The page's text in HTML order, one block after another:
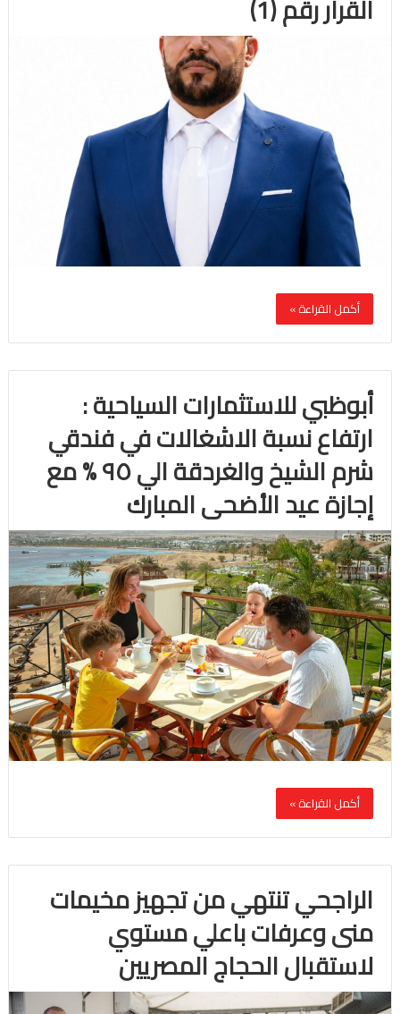
القرار رقم (1)
أكمل القراءة »
أبوظبي للاستثمارات السياحية :
ارتفاع نسبة الاشغالات في فندقي
شرم الشيخ والغردقة الي ٩٥ % مع
إجازة عيد الأضحى المبارك
أكمل القراءة »
الراجحي تنتهي من تجهيز مخيمات
منى وعرفات باعلي مستوي
لاستقبال الحجاج المصريين